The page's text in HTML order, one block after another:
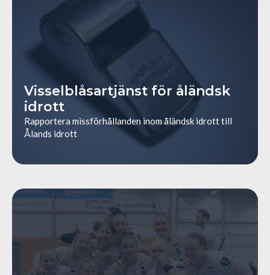
Visselblåsartjänst för åländsk
idrott
Rapportera missförhållanden inom åländsk idrott till
Ålands idrott
/tournament-aland-0